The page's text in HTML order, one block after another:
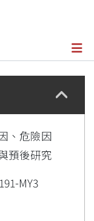
、危險因
預後研究
MY3